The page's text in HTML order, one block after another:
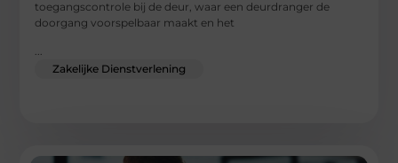
toegangscontrole bij de deur, waar een deurdranger de
doorgang voorspelbaar maakt en het
...
Zakelijke Dienstverlening